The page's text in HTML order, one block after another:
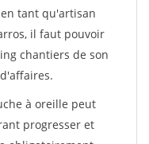
tant qu'artisan
il faut pouvoir
chantiers de son
à oreille peut
progresser et